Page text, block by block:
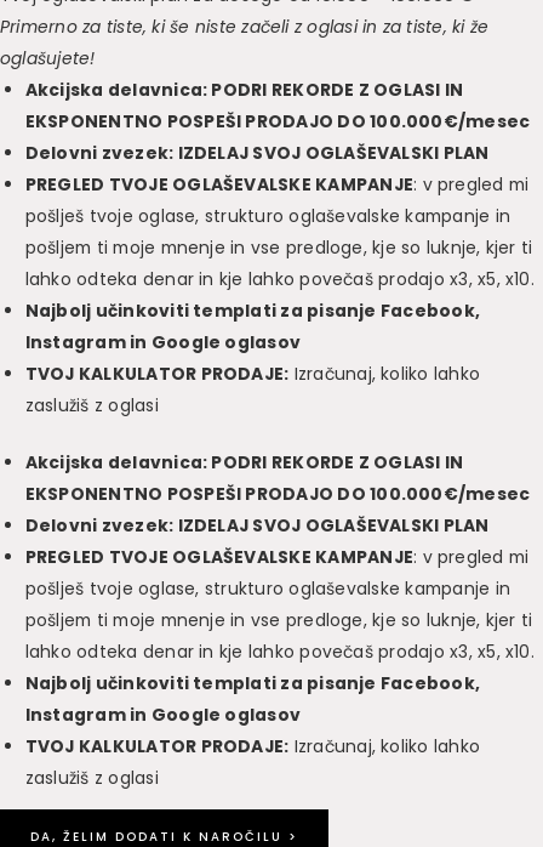
Primerno za tiste, ki še niste začeli z oglasi in za tiste, ki že
oglašujete!
Akcijska delavnica: PODRI REKORDE Z OGLASI IN
EKSPONENTNO POSPEŠI PRODAJO DO 100.000€/mesec
Delovni zvezek: IZDELAJ SVOJ OGLAŠEVALSKI PLAN
PREGLED TVOJE OGLAŠEVALSKE KAMPANJE: v pregled mi
pošlješ tvoje oglase, strukturo oglaševalske kampanje in
pošljem ti moje mnenje in vse predloge, kje so luknje, kjer ti
lahko odteka denar in kje lahko povečaš prodajo x3, x5, x10.
Najbolj učinkoviti templati za pisanje Facebook,
Instagram in Google oglasov
TVOJ KALKULATOR PRODAJE: Izračunaj, koliko lahko
zaslužiš z oglasi
Akcijska delavnica: PODRI REKORDE Z OGLASI IN
EKSPONENTNO POSPEŠI PRODAJO DO 100.000€/mesec
Delovni zvezek: IZDELAJ SVOJ OGLAŠEVALSKI PLAN
PREGLED TVOJE OGLAŠEVALSKE KAMPANJE: v pregled mi
pošlješ tvoje oglase, strukturo oglaševalske kampanje in
pošljem ti moje mnenje in vse predloge, kje so luknje, kjer ti
lahko odteka denar in kje lahko povečaš prodajo x3, x5, x10.
Najbolj učinkoviti templati za pisanje Facebook,
Instagram in Google oglasov
TVOJ KALKULATOR PRODAJE: Izračunaj, koliko lahko
zaslužiš z oglasi
DA, ŽELIM DODATI K NAROČILU >